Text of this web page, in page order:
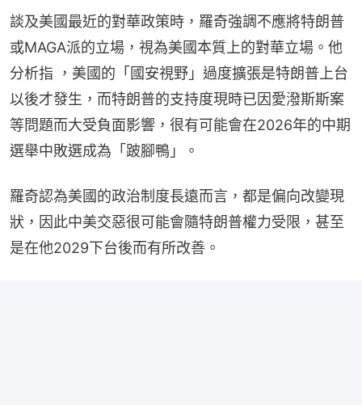
談及美國最近的對華政策時，羅奇強調不應將特朗普
或MAGA派的立場，視為美國本質上的對華立場。他
分析指 ，美國的「國安視野」過度擴張是特朗普上台
以後才發生，而特朗普的支持度現時已因愛潑斯斯案
等問題而大受負面影響，很有可能會在2026年的中期
選舉中敗選成為「跛腳鴨」。
羅奇認為美國的政治制度長遠而言，都是偏向改變現
狀，因此中美交惡很可能會隨特朗普權力受限，甚至
是在他2029下台後而有所改善。